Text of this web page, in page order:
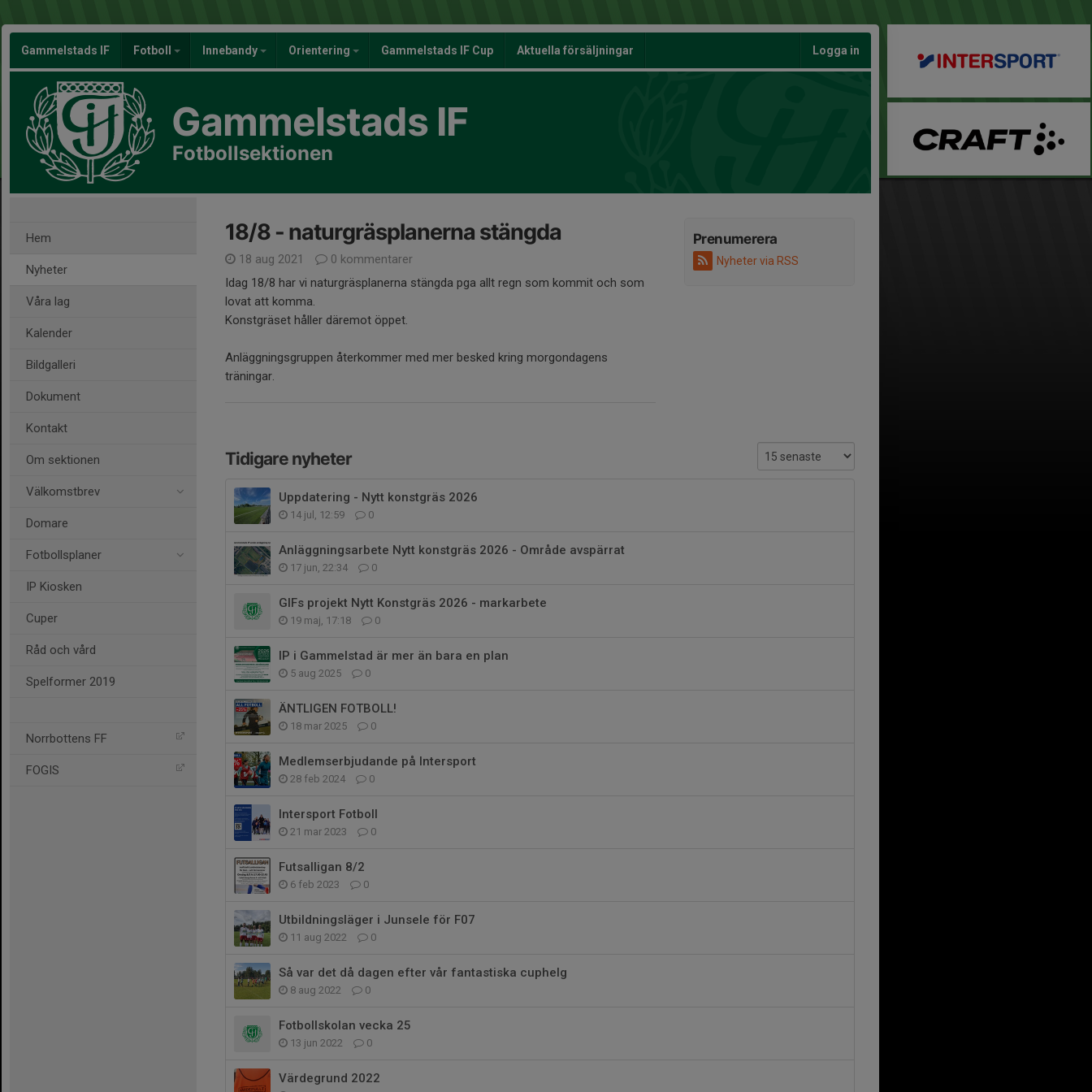
Gammelstads IF Fotboll Innebandy Orientering Gammelstads IF Cup Aktuella försäljningar Logga in
Gammelstads IF
Fotbollsektionen
Hem
Nyheter
Våra lag
Kalender
Bildgalleri
Dokument
Kontakt
Om sektionen
Välkomstbrev
Domare
Fotbollsplaner
IP Kiosken
Cuper
Råd och vård
Spelformer 2019
Norrbottens FF
FOGIS
Prenumerera
Nyheter via RSS
18/8 - naturgräsplanerna stängda
18 aug 2021
0 kommentarer
Idag 18/8 har vi naturgräsplanerna stängda pga allt regn som kommit och som
lovat att komma.
Konstgräset håller däremot öppet.
Anläggningsgruppen återkommer med mer besked kring morgondagens
träningar.
Tidigare nyheter
Uppdatering - Nytt konstgräs 2026
14 jul, 12:59 0
Anläggningsarbete Nytt konstgräs 2026 - Område avspärrat
17 jun, 22:34 0
GIFs projekt Nytt Konstgräs 2026 - markarbete
19 maj, 17:18 0
IP i Gammelstad är mer än bara en plan
5 aug 2025 0
ÄNTLIGEN FOTBOLL!
18 mar 2025 0
Medlemserbjudande på Intersport
28 feb 2024 0
Intersport Fotboll
21 mar 2023 0
Futsalligan 8/2
6 feb 2023 0
Utbildningsläger i Junsele för F07
11 aug 2022 0
Så var det då dagen efter vår fantastiska cuphelg
8 aug 2022 0
Fotbollskolan vecka 25
13 jun 2022 0
Värdegrund 2022